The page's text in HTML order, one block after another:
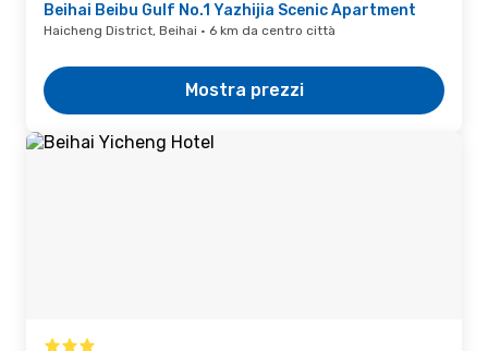
Beihai Beibu Gulf No.1 Yazhijia Scenic Apartment
Haicheng District, Beihai · 6 km da centro città
Mostra prezzi